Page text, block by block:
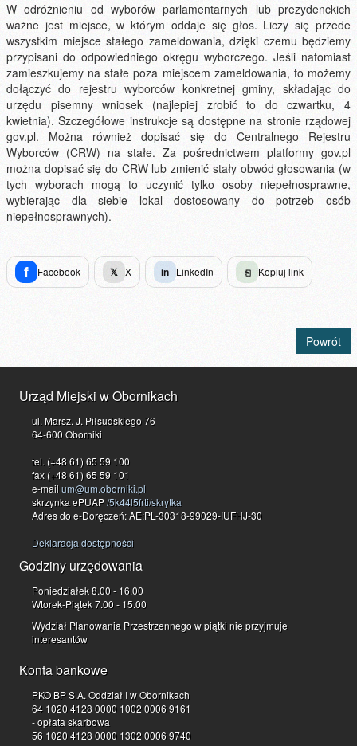
W odróżnieniu od wyborów parlamentarnych lub prezydenckich
ważne jest miejsce, w którym oddaje się głos. Liczy się przede
wszystkim miejsce stałego zameldowania, dzięki czemu będziemy
przypisani do odpowiedniego okręgu wyborczego. Jeśli natomiast
zamieszkujemy na stałe poza miejscem zameldowania, to możemy
dołączyć do rejestru wyborców konkretnej gminy, składając do
urzędu pisemny wniosek (najlepiej zrobić to do czwartku, 4
kwietnia). Szczegółowe instrukcje są dostępne na stronie rządowej
gov.pl. Można również dopisać się do Centralnego Rejestru
Wyborców (CRW) na stałe. Za pośrednictwem platformy gov.pl
można dopisać się do CRW lub zmienić stały obwód głosowania (w
tych wyborach mogą to uczynić tylko osoby niepełnosprawne,
wybierając dla siebie lokal dostosowany do potrzeb osób
niepełnosprawnych).
f Facebook 𝕏 X in LinkedIn ⎘ Kopiuj link
Powrót
Urząd Miejski w Obornikach
ul. Marsz. J. Piłsudskiego 76
64-600 Oborniki
tel. (+48 61) 65 59 100
fax (+48 61) 65 59 101
e-mailum@um.oborniki.pl
skrzynka ePUAP/5k44l5frti/skrytka
Adres do e-Doręczeń: AE:PL-30318-99029-IUFHJ-30
Deklaracja dostępności
Godziny urzędowania
Poniedziałek 8.00 - 16.00
Wtorek-Piątek 7.00 - 15.00
Wydział Planowania Przestrzennego w piątki nie przyjmuje
interesantów
Konta bankowe
PKO BP S.A. Oddział I w Obornikach
64 1020 4128 0000 1002 0006 9161
- opłata skarbowa
56 1020 4128 0000 1302 0006 9740